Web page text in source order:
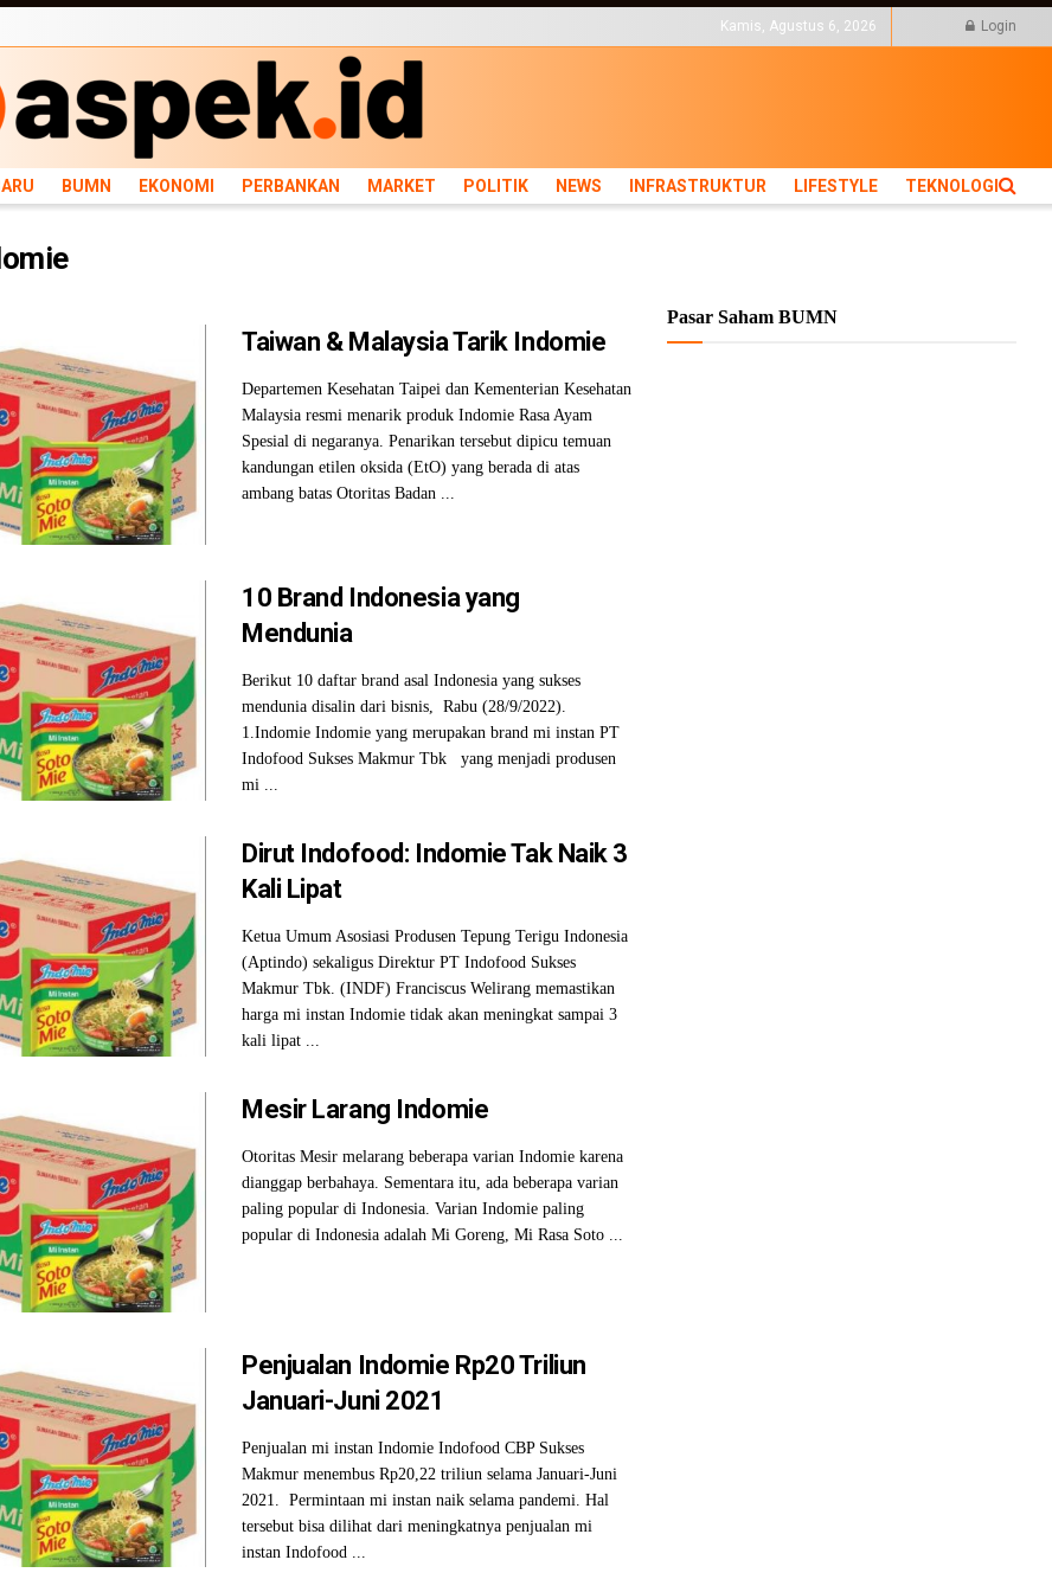
BUMN EKONOMI PERBANKAN MARKET POLITIK NEWS INFRASTRUKTUR LIFESTYLE
Kamis, Agustus 6, 2026 Login
BUMN EKONOMI PERBANKAN MARKET POLITIK NEWS INFRASTRUKTUR LIFESTYLE TEKNOLOGI
Taiwan & Malaysia Tarik Indomie
Departemen Kesehatan Taipei dan Kementerian Kesehatan
Malaysia resmi menarik produk Indomie Rasa Ayam
Spesial di negaranya. Penarikan tersebut dipicu temuan
kandungan etilen oksida (EtO) yang berada di atas
ambang batas Otoritas Badan ...
10 Brand Indonesia yang
Mendunia
Berikut 10 daftar brand asal Indonesia yang sukses
mendunia disalin dari bisnis, Rabu (28/9/2022).
1.Indomie Indomie yang merupakan brand mi instan PT
Indofood Sukses Makmur Tbk yang menjadi produsen
mi ...
Dirut Indofood: Indomie Tak Naik 3
Kali Lipat
Ketua Umum Asosiasi Produsen Tepung Terigu Indonesia
(Aptindo) sekaligus Direktur PT Indofood Sukses
Makmur Tbk. (INDF) Franciscus Welirang memastikan
harga mi instan Indomie tidak akan meningkat sampai 3
kali lipat ...
Mesir Larang Indomie
Otoritas Mesir melarang beberapa varian Indomie karena
dianggap berbahaya. Sementara itu, ada beberapa varian
paling popular di Indonesia. Varian Indomie paling
popular di Indonesia adalah Mi Goreng, Mi Rasa Soto ...
Penjualan Indomie Rp20 Triliun
Januari-Juni 2021
Penjualan mi instan Indomie Indofood CBP Sukses
Makmur menembus Rp20,22 triliun selama Januari-Juni
2021. Permintaan mi instan naik selama pandemi. Hal
tersebut bisa dilihat dari meningkatnya penjualan mi
instan Indofood ...
Pasar Saham BUMN